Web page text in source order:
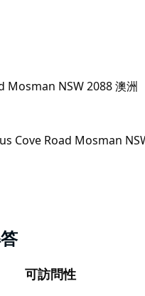
Mosman NSW 2088 澳洲
可訪問性